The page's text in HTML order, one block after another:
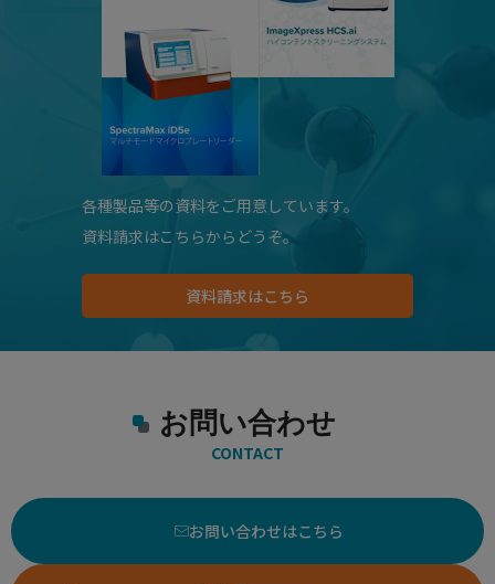
各種製品等の資料をご用意しています。
資料請求はこちらからどうぞ。
資料請求はこちら
お問い合わせ
CONTACT
お問い合わせはこちら